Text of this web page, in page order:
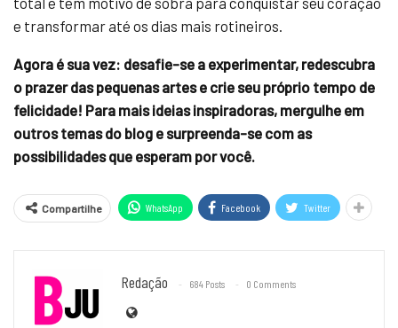
e transformar até os dias mais rotineiros.
Agora é sua vez: desafie-se a experimentar, redescubra
o prazer das pequenas artes e crie seu próprio tempo de
felicidade! Para mais ideias inspiradoras, mergulhe em
outros temas do blog e surpreenda-se com as
possibilidades que esperam por você.
Compartilhe WhatsApp Facebook Twitter
Redação 684 Posts 0 Comments